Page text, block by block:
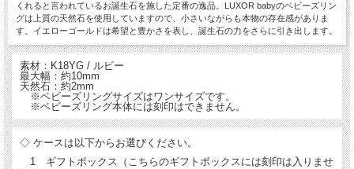
くれると言われているお誕生石を施した定番の逸品。LUXOR babyのベビーズリン
グは上質の天然石を使用していますので、小さいながらも本物の存在感がありま
す。イエローゴールドは希望と豊かさを表し、誕生石の力をさらに引き出します。
素材：K18YG / ルビー
最大幅：約10mm
天然石：約2mm
※ベビーズリングサイズはワンサイズです。
※ベビーズリング本体には刻印はできません。
◇ ケースは以下からお選びください。
1 ギフトボックス（こちらのギフトボックスには刻印は入りませ